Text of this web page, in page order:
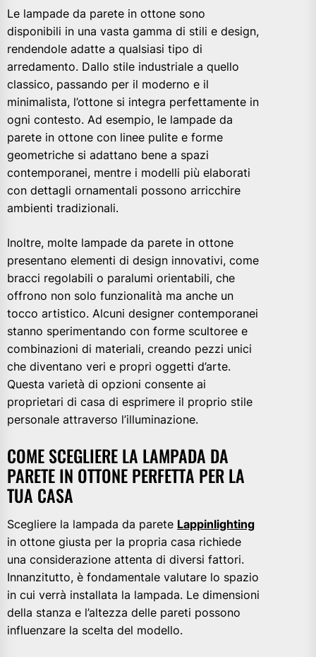
Le lampade da parete in ottone sono
disponibili in una vasta gamma di stili e design,
rendendole adatte a qualsiasi tipo di
arredamento. Dallo stile industriale a quello
classico, passando per il moderno e il
minimalista, l’ottone si integra perfettamente in
ogni contesto. Ad esempio, le lampade da
parete in ottone con linee pulite e forme
geometriche si adattano bene a spazi
contemporanei, mentre i modelli più elaborati
con dettagli ornamentali possono arricchire
ambienti tradizionali.
Inoltre, molte lampade da parete in ottone
presentano elementi di design innovativi, come
bracci regolabili o paralumi orientabili, che
offrono non solo funzionalità ma anche un
tocco artistico. Alcuni designer contemporanei
stanno sperimentando con forme scultoree e
combinazioni di materiali, creando pezzi unici
che diventano veri e propri oggetti d’arte.
Questa varietà di opzioni consente ai
proprietari di casa di esprimere il proprio stile
personale attraverso l’illuminazione.
COME SCEGLIERE LA LAMPADA DA
PARETE IN OTTONE PERFETTA PER LA
TUA CASA
Scegliere la lampada da parete Lappinlighting
in ottone giusta per la propria casa richiede
una considerazione attenta di diversi fattori.
Innanzitutto, è fondamentale valutare lo spazio
in cui verrà installata la lampada. Le dimensioni
della stanza e l’altezza delle pareti possono
influenzare la scelta del modello.